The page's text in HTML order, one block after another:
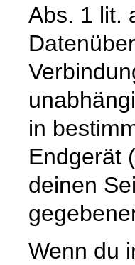
Abs. 1 lit.
in
Endgerät
deinen
Wenn du